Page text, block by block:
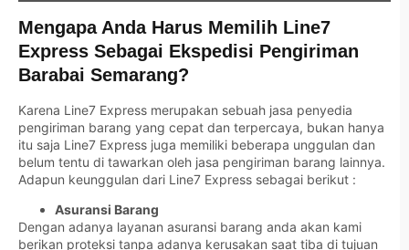
Mengapa Anda Harus Memilih Line7
Express Sebagai Ekspedisi Pengiriman
Barabai Semarang?
Karena Line7 Express merupakan sebuah jasa penyedia
pengiriman barang yang cepat dan terpercaya, bukan hanya
itu saja Line7 Express juga memiliki beberapa unggulan dan
belum tentu di tawarkan oleh jasa pengiriman barang lainnya.
Adapun keunggulan dari Line7 Express sebagai berikut :
Asuransi Barang
Dengan adanya layanan asuransi barang anda akan kami
berikan proteksi tanpa adanya kerusakan saat tiba di tujuan